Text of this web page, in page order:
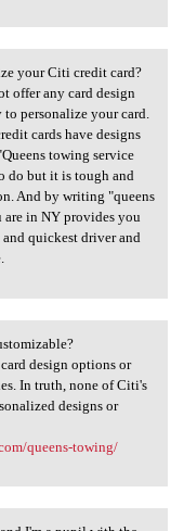
your Citi credit card?
offer any card design
personalize your card.
cards have designs
towing service
do but it is tough and
And by writing "queens
in NY provides you
quickest driver and
design options or
In truth, none of Citi's
designs or
queens-towing/